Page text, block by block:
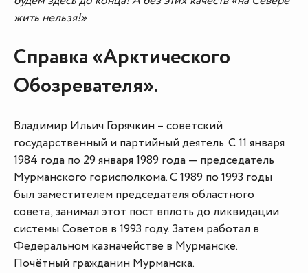
жить нельзя!»
Справка «Арктического
Обозревателя».
Владимир Ильич Горячкин – советский
государственный и партийный деятель. С 11 января
1984 года по 29 января 1989 года — председатель
Мурманского горисполкома. С 1989 по 1993 годы
был заместителем председателя областного
совета, занимал этот пост вплоть до ликвидации
системы Советов в 1993 году. Затем работал в
Федеральном казначействе в Мурманске.
Почётный гражданин Мурманска.